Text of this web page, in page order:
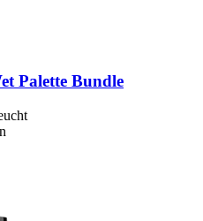
Palette Bundle